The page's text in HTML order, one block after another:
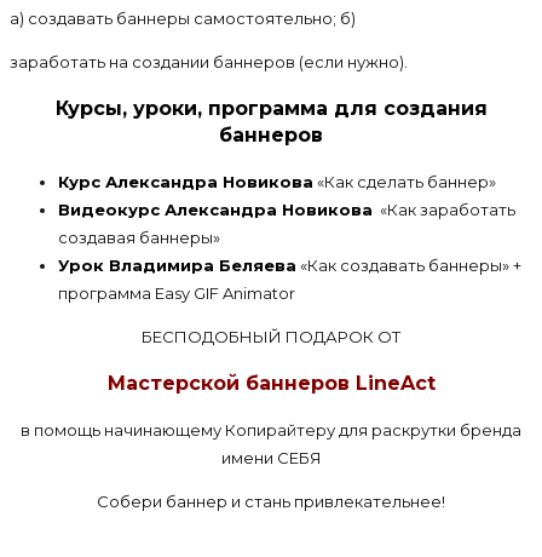
а) создавать баннеры самостоятельно; б)
заработать на создании баннеров (если нужно).
Курсы, уроки, программа для создания
баннеров
Курс Александра Новикова «Как сделать баннер»
Видеокурс Александра Новикова «Как заработать
создавая баннеры»
Урок Владимира Беляева «Как создавать баннеры» +
программа Easy GIF Animator
БЕСПОДОБНЫЙ ПОДАРОК ОТ
Мастерской баннеров LineAct
в помощь начинающему Копирайтеру для раскрутки бренда
имени СЕБЯ
Собери баннер и стань привлекательнее!